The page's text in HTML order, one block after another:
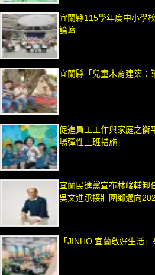
宜蘭縣115學年度中小學
論壇
宜蘭縣「兒童木育建築：
促進員工工作與家庭之衡
場彈性上班措施」
宜蘭民進黨宣布林峻輔
吳文進承接壯圍鄉邁向
「JINHO 宜蘭敬好生活